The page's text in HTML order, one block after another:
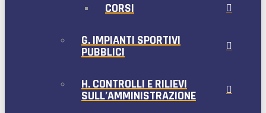
CORSI
G. IMPIANTI SPORTIVI
PUBBLICI
H. CONTROLLI E RILIEVI
SULL’AMMINISTRAZIONE